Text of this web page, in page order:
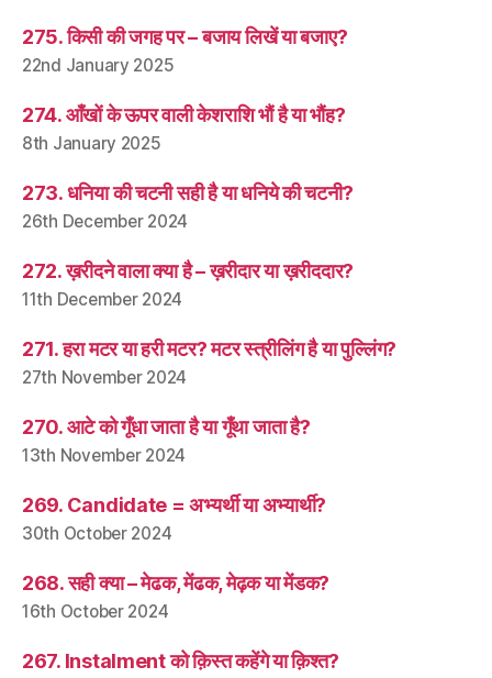
275. किसी की जगह पर – बजाय लिखें या बजाए?
22nd January 2025
274. आँखों के ऊपर वाली केशराशि भौं है या भौंह?
8th January 2025
273. धनिया की चटनी सही है या धनिये की चटनी?
26th December 2024
272. ख़रीदने वाला क्या है – ख़रीदार या ख़रीददार?
11th December 2024
271. हरा मटर या हरी मटर? मटर स्त्रीलिंग है या पुल्लिंग?
27th November 2024
270. आटे को गूँधा जाता है या गूँथा जाता है?
13th November 2024
269. Candidate = अभ्यर्थी या अभ्यार्थी?
30th October 2024
268. सही क्या – मेढक, मेंढक, मेढ़क या मेंडक?
16th October 2024
267. Instalment को क़िस्त कहेंगे या क़िश्त?